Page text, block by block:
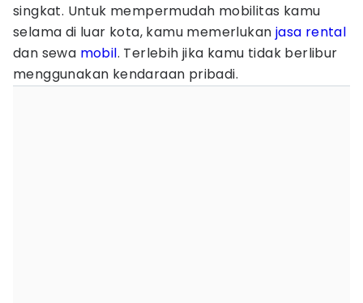
singkat. Untuk mempermudah mobilitas kamu
selama di luar kota, kamu memerlukan jasa rental
dan sewa mobil. Terlebih jika kamu tidak berlibur
menggunakan kendaraan pribadi.